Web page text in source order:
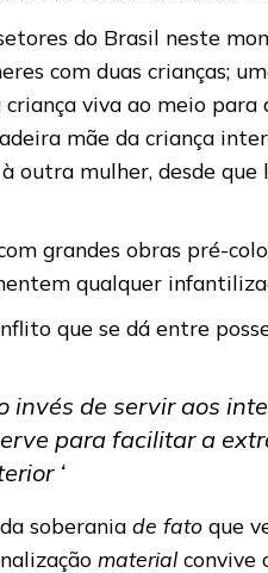
do Brasil neste
com duas crianças;
viva ao meio
mãe da criança
mulher, desde
grandes obras pré-
qualquer
que se dá entre
invés de servir aos
para facilitar a
‘
soberaniade fato que
materialconvive